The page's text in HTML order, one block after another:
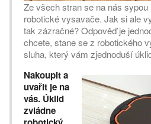
Ze všech stran se na nás
robotické vysavače. Jak si ale
tak zázračné? Odpověď je
chcete, stane se z robotického
sluha, který vám zjednoduší
Nakoupit a
uvařit je na
vás. Úklid
zvládne